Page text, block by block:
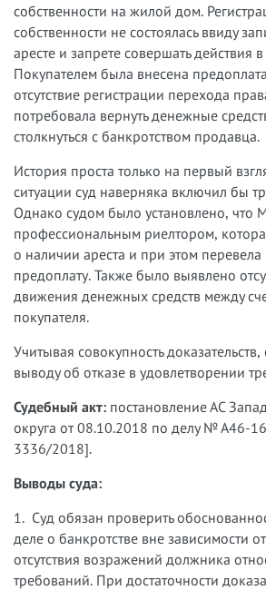
собственности на жилой дом.
собственности не состоялась ввиду
аресте и запрете совершать действия
Покупателем была внесена
отсутствие регистрации перехода
потребовала вернуть денежные
столкнуться с банкротством продавца.
История проста только на первый
ситуации суд наверняка включил бы
Однако судом было установлено, что
профессиональным риелтором,
о наличии ареста и при этом
предоплату. Также было выявлено
движения денежных средств между
покупателя.
Учитывая совокупность
выводу об отказе в удовлетворении
Судебный акт: постановление АС
округа от 08.10.2018 по делу № А46-
3336/2018].
Выводы суда:
1. Суд обязан проверить
деле о банкротстве вне зависимости
отсутствия возражений должника
требований. При достаточности